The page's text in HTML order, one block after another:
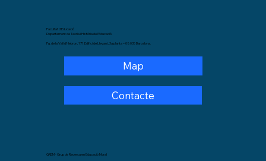
GREM - Grup de Recerca en Educació Moral
Facultat d'Educació
Departament de Teoria i Història de l'Educació.
Pg. de la Vall d'Hebron, 171,Edifici de Llevant, 3a planta – 08035 Barcelona.
Map
Contacte